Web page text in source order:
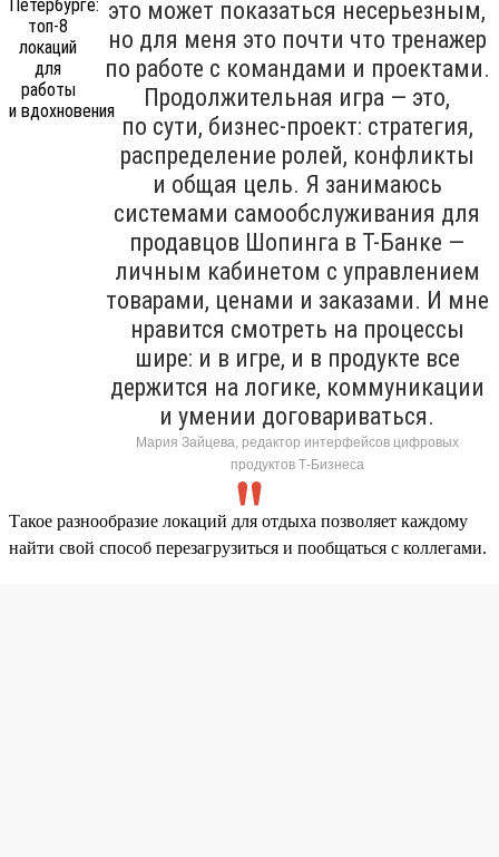
это может показаться несерьезным,
но для меня это почти что тренажер
по работе с командами и проектами.
Продолжительная игра — это,
по сути, бизнес-проект: стратегия,
распределение ролей, конфликты
и общая цель. Я занимаюсь
системами самообслуживания для
продавцов Шопинга в Т-Банке —
личным кабинетом с управлением
товарами, ценами и заказами. И мне
нравится смотреть на процессы
шире: и в игре, и в продукте все
держится на логике, коммуникации
и умении договариваться.
Мария Зайцева, редактор интерфейсов цифровых
продуктов Т-Бизнеса
Такое разнообразие локаций для отдыха позволяет каждому
найти свой способ перезагрузиться и пообщаться с коллегами.